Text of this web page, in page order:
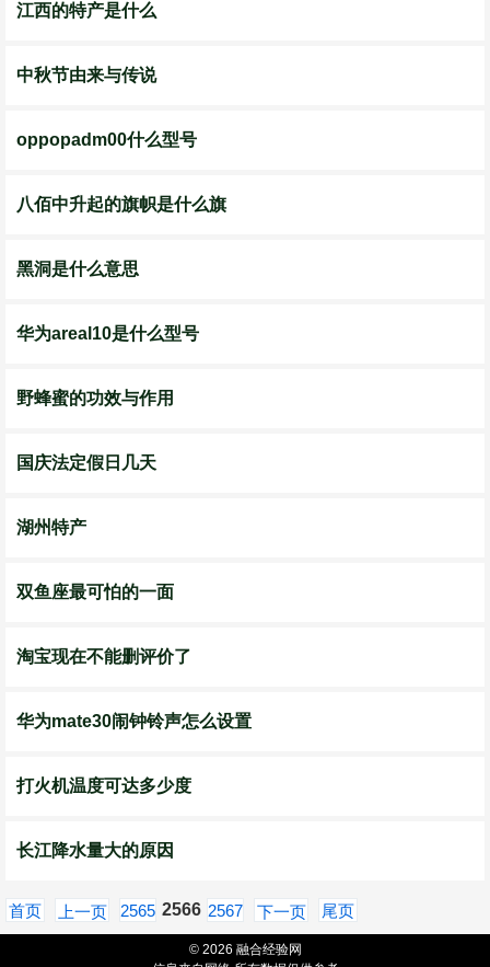
江西的特产是什么
中秋节由来与传说
oppopadm00什么型号
八佰中升起的旗帜是什么旗
黑洞是什么意思
华为areal10是什么型号
野蜂蜜的功效与作用
国庆法定假日几天
湖州特产
双鱼座最可怕的一面
淘宝现在不能删评价了
华为mate30闹钟铃声怎么设置
打火机温度可达多少度
长江降水量大的原因
首页 上一页 2565 2566 2567 下一页 尾页
© 2026 融合经验网